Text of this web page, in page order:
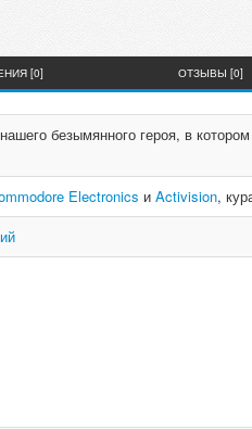
[0] ОТЗЫВЫ [0]
безымянного героя, в
Electronics и Activision,